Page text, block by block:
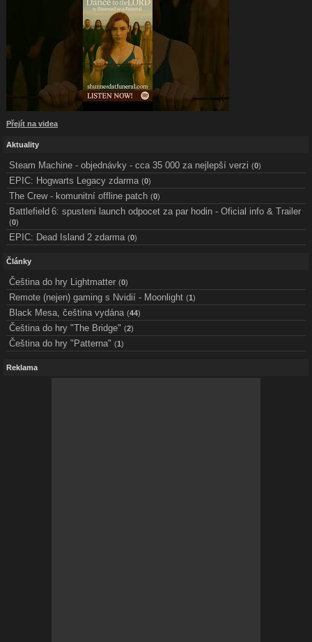
Přejít na videa
Aktuality
Steam Machine - objednávky - cca 35 000 za nejlepší verzi (0)
EPIC: Hogwarts Legacy zdarma (0)
The Crew - komunitní offline patch (0)
Battlefield 6: spusteni launch odpocet za par hodin - Oficial info & Trailer
(0)
EPIC: Dead Island 2 zdarma (0)
Články
Čeština do hry Lightmatter (0)
Remote (nejen) gaming s Nvidií - Moonlight (1)
Black Mesa, čeština vydána (44)
Čeština do hry "The Bridge" (2)
Čeština do hry "Patterna" (1)
Reklama